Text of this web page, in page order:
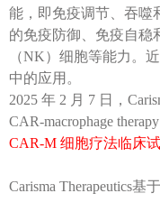
能，即免疫调节、吞噬
的免疫防御、免疫自稳
（NK）细胞等能力。
中的应用。
2025 年 2 月 7 日，
CAR-macrophage
CAR-M 细胞疗法临床
Carisma Therapeutics